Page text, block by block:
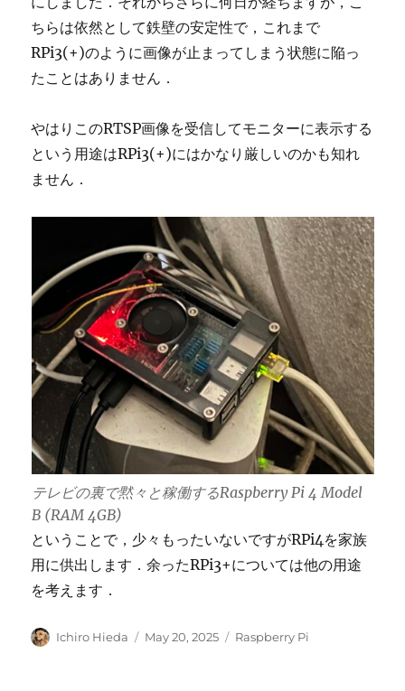
ちらは依然として鉄壁の安定性で，これまで
RPi3(+)のように画像が止まってしまう状態に陥っ
たことはありません．
やはりこのRTSP画像を受信してモニターに表示する
という用途はRPi3(+)にはかなり厳しいのかも知れ
ません．
テレビの裏で黙々と稼働するRaspberry Pi 4 Model
B (RAM 4GB)
ということで，少々もったいないですがRPi4を家族
用に供出します．余ったRPi3+については他の用途
を考えます．
Author
Ichiro Hieda
Posted
May 20, 2025 Categories
Raspberry Pi